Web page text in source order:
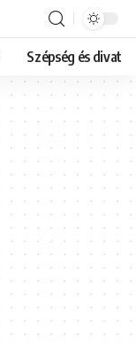
Szépség és divat